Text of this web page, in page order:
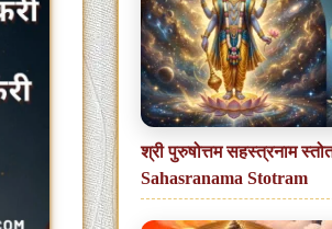
श्री पुरुषोत्तम सहस्त्रनाम
Sahasranama Stotram